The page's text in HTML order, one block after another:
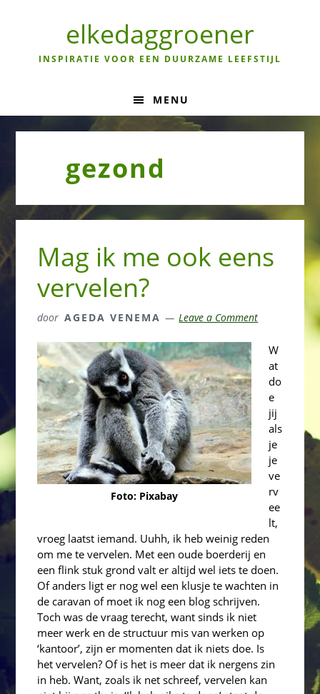
navigation
elkedaggroener
INSPIRATIE VOOR EEN DUURZAME LEEFSTIJL
MENU
gezond
Mag ik me ook eens
vervelen?
door AGEDA VENEMA Leave a Comment
Foto: Pixabay
W
at
do
e
jij
als
je
je
ve
rv
ee
lt,
vroeg laatst iemand. Uuhh, ik heb weinig reden
om me te vervelen. Met een oude boerderij en
een flink stuk grond valt er altijd wel iets te doen.
Of anders ligt er nog wel een klusje te wachten in
de caravan of moet ik nog een blog schrijven.
Toch was de vraag terecht, want sinds ik niet
meer werk en de structuur mis van werken op
‘kantoor’, zijn er momenten dat ik niets doe. Is
het vervelen? Of is het is meer dat ik nergens zin
in heb. Want, zoals ik net schreef, vervelen kan